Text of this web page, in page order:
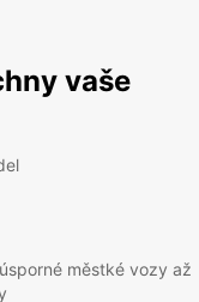
vaše
městké vozy až